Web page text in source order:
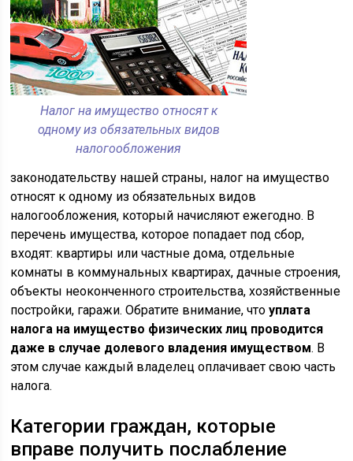
Налог на имущество относят к
одному из обязательных видов
налогообложения
законодательству нашей страны, налог на имущество
относят к одному из обязательных видов
налогообложения, который начисляют ежегодно. В
перечень имущества, которое попадает под сбор,
входят: квартиры или частные дома, отдельные
комнаты в коммунальных квартирах, дачные строения,
объекты неоконченного строительства, хозяйственные
постройки, гаражи. Обратите внимание, чтоуплата
налога на имущество физических лиц проводится
даже в случае долевого владения имуществом. В
этом случае каждый владелец оплачивает свою часть
налога.
Категории граждан, которые
вправе получить послабление